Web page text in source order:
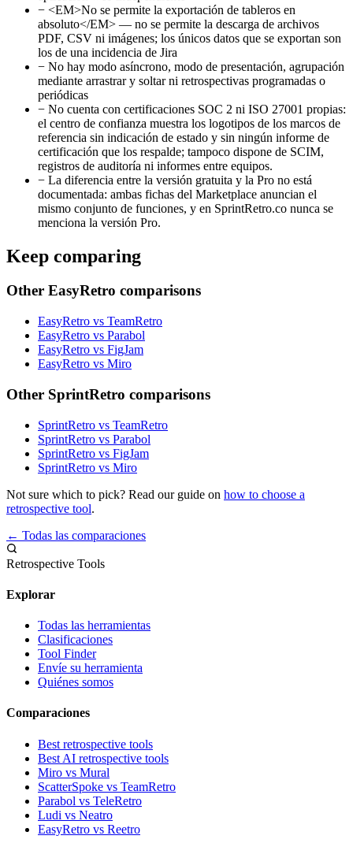
− <EM>No se permite la exportación de tableros en
absoluto</EM> — no se permite la descarga de archivos
PDF, CSV ni imágenes; los únicos datos que se exportan son
los de una incidencia de Jira
− No hay modo asíncrono, modo de presentación, agrupación
mediante arrastrar y soltar ni retrospectivas programadas o
periódicas
− No cuenta con certificaciones SOC 2 ni ISO 27001 propias:
el centro de confianza muestra los logotipos de los marcos de
referencia sin indicación de estado y sin ningún informe de
certificación que los respalde; tampoco dispone de SCIM,
registros de auditoría ni informes entre equipos.
− La diferencia entre la versión gratuita y la Pro no está
documentada: ambas fichas del Marketplace anuncian el
mismo conjunto de funciones, y en SprintRetro.co nunca se
menciona la versión Pro.
Keep comparing
Other EasyRetro comparisons
EasyRetro vs TeamRetro
EasyRetro vs Parabol
EasyRetro vs FigJam
EasyRetro vs Miro
Other SprintRetro comparisons
SprintRetro vs TeamRetro
SprintRetro vs Parabol
SprintRetro vs FigJam
SprintRetro vs Miro
Not sure which to pick? Read our guide on how to choose a
retrospective tool.
← Todas las comparaciones
Retrospective Tools
Explorar
Todas las herramientas
Clasificaciones
Tool Finder
Envíe su herramienta
Quiénes somos
Comparaciones
Best retrospective tools
Best AI retrospective tools
Miro vs Mural
ScatterSpoke vs TeamRetro
Parabol vs TeleRetro
Ludi vs Neatro
EasyRetro vs Reetro